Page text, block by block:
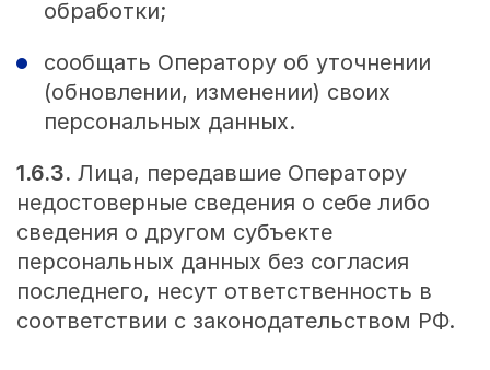
обработки;
сообщать Оператору об уточнении
(обновлении, изменении) своих
персональных данных.
1.6.3. Лица, передавшие Оператору
недостоверные сведения о себе либо
сведения о другом субъекте
персональных данных без согласия
последнего, несут ответственность в
соответствии с законодательством РФ.